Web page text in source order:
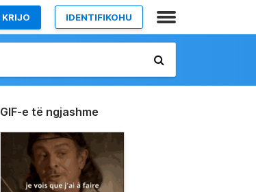
KRIJO IDENTIFIKOHU
GIF-e të ngjashme